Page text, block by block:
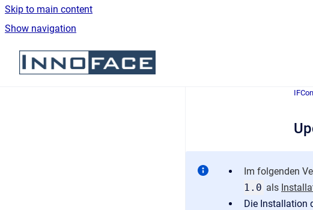
Skip to main content
Show navigation
Go to homepage
Im folgenden
1.0 als
Die Installation